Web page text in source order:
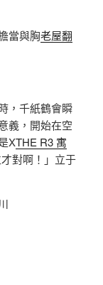
當與胸老屋翻
，千紙鶴會瞬
義，開始在空
XTHE R3 寓
對啊！」立于